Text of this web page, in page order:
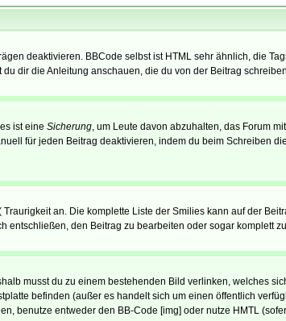
deaktivieren. BBCode selbst ist HTML sehr ähnlich, die
dir die Anleitung anschauen, die du von der Beitrag
ist eine Sicherung, um Leute davon abzuhalten, das Forum
für jeden Beitrag deaktivieren, indem du beim Schreiben
an. Die komplette Liste der Smilies kann auf der
entschließen, den Beitrag zu bearbeiten oder sogar komplett
musst du zu einem bestehenden Bild verlinken, welches
befinden (außer es handelt sich um einen öffentlich
benutze entweder den BB-Code [img] oder nutze HMTL